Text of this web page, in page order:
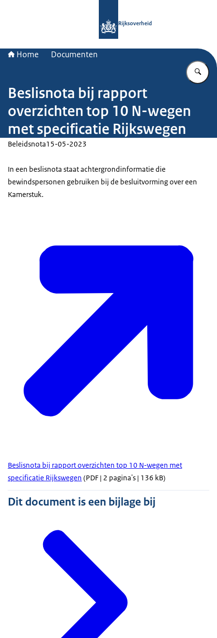
Rijksoverheid
Home Documenten
Beslisnota bij rapport
overzichten top 10 N-wegen
met specificatie Rijkswegen
Beleidsnota15-05-2023
In een beslisnota staat achtergrondinformatie die
bewindspersonen gebruiken bij de besluitvorming over een
Kamerstuk.
Beslisnota bij rapport overzichten top 10 N-wegen met
specificatie Rijkswegen (PDF | 2 pagina's | 136 kB)
Dit document is een bijlage bij